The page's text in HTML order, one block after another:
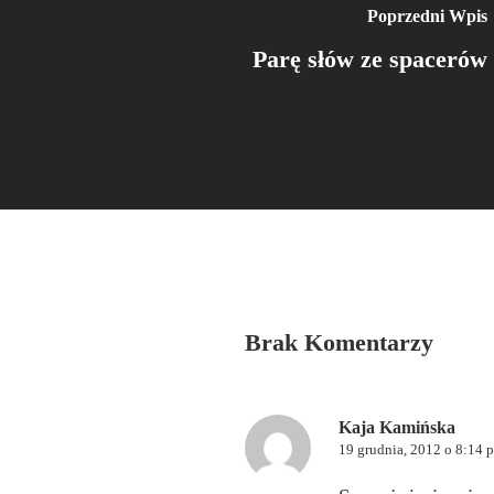
Poprzedni Wpis
Parę słów ze spacerów
Brak Komentarzy
Kaja Kamińska
19 grudnia, 2012 o 8:14